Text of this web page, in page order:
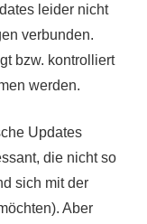
leider nicht
verbunden.
bzw. kontrolliert
werden.
Updates
die nicht so
sich mit der
Aber